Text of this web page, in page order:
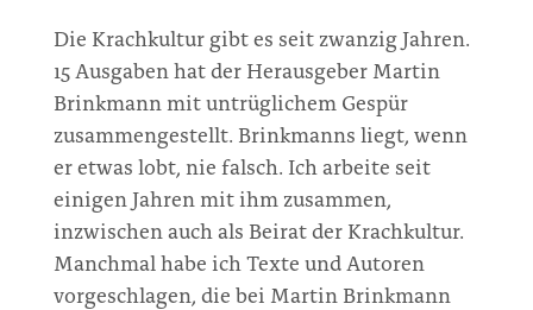
Die Krachkultur gibt es seit zwanzig Jahren.
15 Ausgaben hat der Herausgeber Martin
Brinkmann mit untrüglichem Gespür
zusammengestellt. Brinkmanns liegt, wenn
er etwas lobt, nie falsch. Ich arbeite seit
einigen Jahren mit ihm zusammen,
inzwischen auch als Beirat der Krachkultur.
Manchmal habe ich Texte und Autoren
vorgeschlagen, die bei Martin Brinkmann